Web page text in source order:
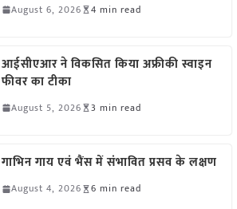
August 6, 2026 4 min read
आईसीएआर ने विकसित किया अफ्रीकी स्वाइन
फीवर का टीका
August 5, 2026 3 min read
गाभिन गाय एवं भैंस में संभावित प्रसव के लक्षण
August 4, 2026 6 min read